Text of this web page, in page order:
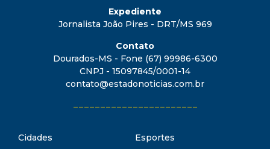
Expediente
Jornalista João Pires - DRT/MS 969
Contato
Dourados-MS - Fone (67) 99986-6300
CNPJ - 15097845/0001-14
contato@estadonoticias.com.br
Cidades
Esportes